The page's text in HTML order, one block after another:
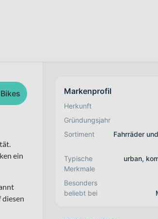
ein
Markenprofil
Herkunft
Gründungsjahr
Sortiment
Fahrräder
Typische
Merkmale
urban,
Besonders
beliebt bei